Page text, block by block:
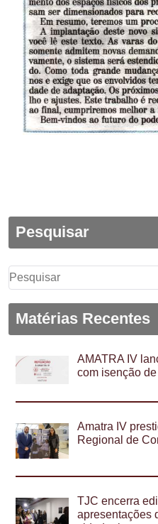
Pesquisar
Pesquisar
por:
Matérias Recentes
AMATRA IV
com isenção
Amatra IV
Regional de
TJC encerra
apresentações